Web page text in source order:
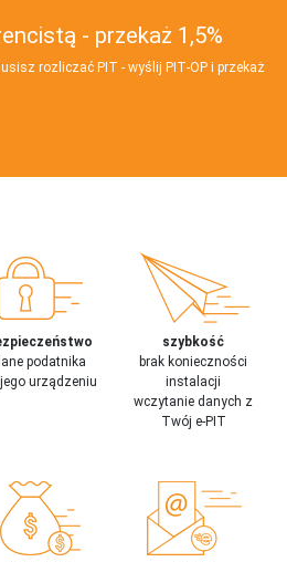
- przekaż 1,5%
rozliczać PIT - wyślij PIT‑OP i przekaż
podatnika
urządzeniu
szybkość
brak konieczności
instalacji
wczytanie danych z
Twój e-PIT